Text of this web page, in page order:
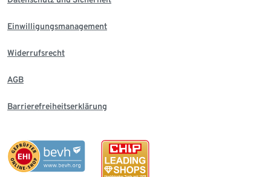
Einwilligungsmanagement
Widerrufsrecht
AGB
Barrierefreiheitserklärung